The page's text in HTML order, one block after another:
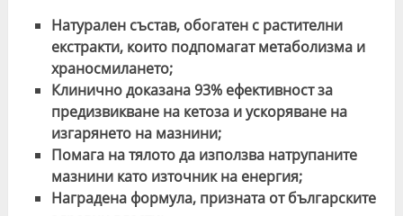
Натурален състав, обогатен с растителни
екстракти, които подпомагат метаболизма и
храносмилането;
Клинично доказана 93% ефективност за
предизвикване на кетоза и ускоряване на
изгарянето на мазнини;
Помага на тялото да използва натрупаните
мазнини като източник на енергия;
Наградена формула, призната от българските